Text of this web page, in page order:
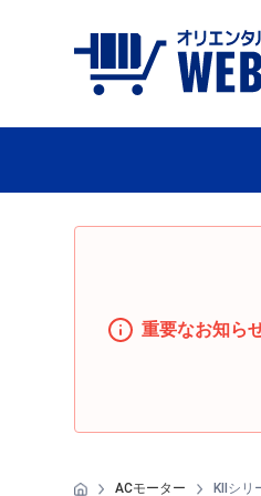
重要なお知ら
ACモーター KIIシリ